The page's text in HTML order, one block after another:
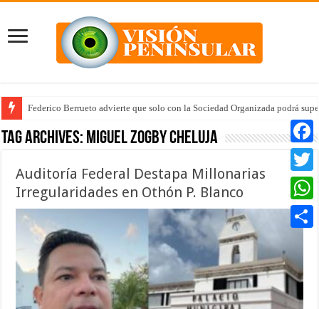
Federico Berrueto advierte que solo con la Sociedad Organizada podrá
Tag Archives: Miguel Zogby Cheluja
Auditoría Federal Destapa Millonarias
Irregularidades en Othón P. Blanco
Twitter